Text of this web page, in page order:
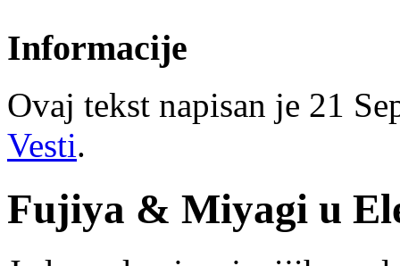
Informacije
Ovaj tekst napisan je 21
Vesti.
Fujiya & Miyagi u